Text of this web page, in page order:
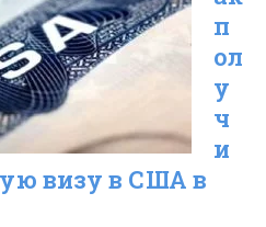
на
Гоа
п
ол
у
ч
и
визу в США в